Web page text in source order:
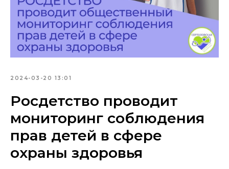
2024-03-20 13:01
Росдетство проводит
мониторинг соблюдения
прав детей в сфере
охраны здоровья